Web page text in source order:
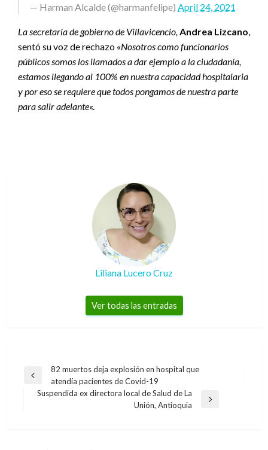
— Harman Alcalde (@harmanfelipe) April 24, 2021
La secretaria de gobierno de Villavicencio,Andrea Lizcano,
sentó su voz de rechazo «Nosotros como funcionarios
públicos somos los llamados a dar ejemplo a la ciudadanía,
estamos llegando al 100% en nuestra capacidad hospitalaria
y por eso se requiere que todos pongamos de nuestra parte
para salir adelante«.
Liliana Lucero Cruz
Ver todas las entradas
Navegación
Entrada
anterior
82 muertos deja explosión en hospital que
atendía pacientes de Covid-19
Suspendida ex directora local de Salud de La
Unión, Antioquia